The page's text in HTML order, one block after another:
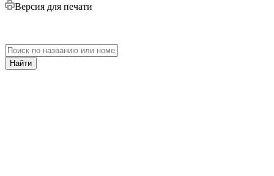
Версия для печати
Найти